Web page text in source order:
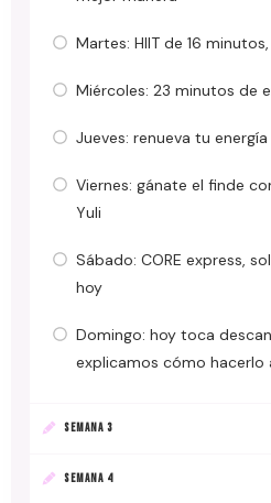
Martes: HIIT de 16
Miércoles: 23 minutos de
Jueves: renueva tu
Viernes: gánate el finde
Yuli
Sábado: CORE express,
hoy
Domingo: hoy toca
explicamos cómo hacerlo
SEMANA 3
SEMANA 4